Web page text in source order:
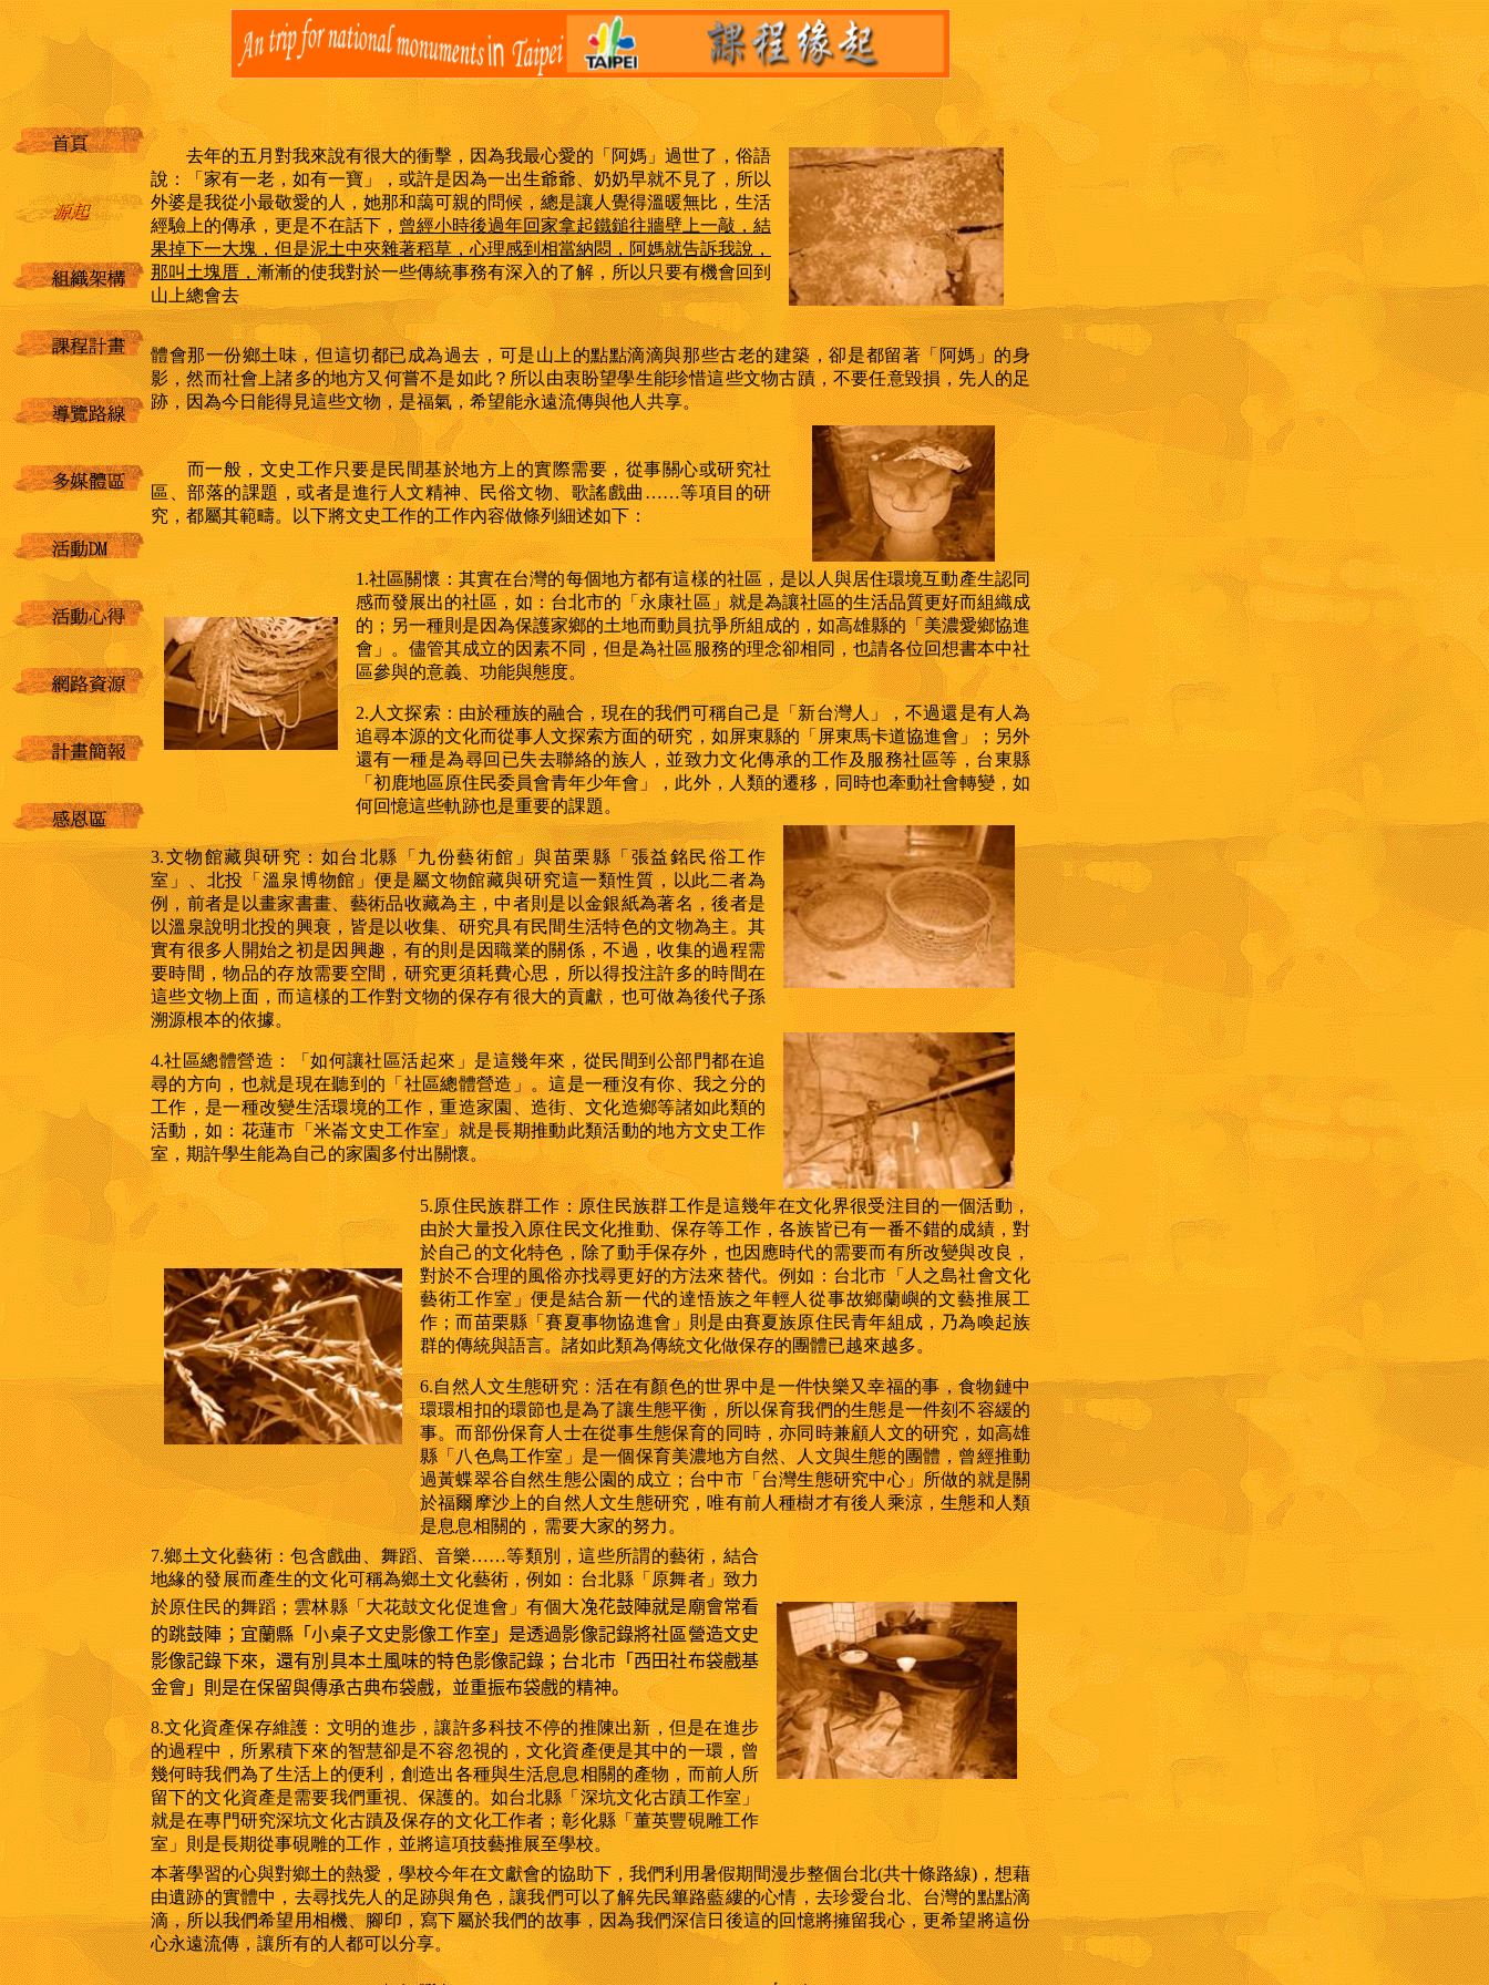
去年的五月對我來說有很大的衝擊，因為我最心愛的「阿媽」過世了，俗語
說：「家有一老，如有一寶」，或許是因為一出生爺爺、奶奶早就不見了，所以
外婆是我從小最敬愛的人，她那和藹可親的問候，總是讓人覺得溫暖無比，生活
經驗上的傳承，更是不在話下， 曾經小時後過年回家拿起鐵鎚往牆壁上一敲，結
果掉下一大塊，但是泥土中夾雜著稻草，心理感到相當納悶，阿媽就告訴我說，
那叫土塊厝，漸漸的使我對於一些傳統事務有深入的了解，所以只要有機會回到
山上總會去
體會那一份鄉土味，但這切都已成為過去，可是山上的點點滴滴與那些古老的建築，卻是都留著「阿媽」的身
影，然而社會上諸多的地方又何嘗不是如此？所以由衷盼望學生能珍惜這些文物古蹟，不要任意毀損，先人的足
跡，因為今日能得見這些文物，是福氣，希望能永遠流傳與他人共享。
而一般，文史工作只要是民間基於地方上的實際需要，從事關心或研究社
區、部落的課題，或者是進行人文精神、民俗文物、歌謠戲曲……等項目的研
究，都屬其範疇。以下將文史工作的工作內容做條列細述如下：
1.社區關懷：其實在台灣的每個地方都有這樣的社區，是以人與居住環境互動產生認同
感而發展出的社區，如：台北市的「永康社區」就是為讓社區的生活品質更好而組織成
的；另一種則是因為保護家鄉的土地而動員抗爭所組成的，如高雄縣的「美濃愛鄉協進
會」。儘管其成立的因素不同，但是為社區服務的理念卻相同，也請各位回想書本中社
區參與的意義、功能與態度。
2.人文探索：由於種族的融合，現在的我們可稱自己是「新台灣人」，不過還是有人為
追尋本源的文化而從事人文探索方面的研究，如屏東縣的「屏東馬卡道協進會」；另外
還有一種是為尋回已失去聯絡的族人，並致力文化傳承的工作及服務社區等，台東縣
「初鹿地區原住民委員會青年少年會」，此外，人類的遷移，同時也牽動社會轉變，如
何回憶這些軌跡也是重要的課題。
3.文物館藏與研究：如台北縣「九份藝術館」與苗栗縣「張益銘民俗工作
室」、北投「溫泉博物館」便是屬文物館藏與研究這一類性質，以此二者為
例，前者是以畫家書畫、藝術品收藏為主，中者則是以金銀紙為著名，後者是
以溫泉說明北投的興衰，皆是以收集、研究具有民間生活特色的文物為主。其
實有很多人開始之初是因興趣，有的則是因職業的關係，不過，收集的過程需
要時間，物品的存放需要空間，研究更須耗費心思，所以得投注許多的時間在
這些文物上面，而這樣的工作對文物的保存有很大的貢獻，也可做為後代子孫
溯源根本的依據。
4.社區總體營造：「如何讓社區活起來」是這幾年來，從民間到公部門都在追
尋的方向，也就是現在聽到的「社區總體營造」。這是一種沒有你、我之分的
工作，是一種改變生活環境的工作，重造家園、造街、文化造鄉等諸如此類的
活動，如：花蓮市「米崙文史工作室」就是長期推動此類活動的地方文史工作
室，期許學生能為自己的家園多付出關懷。
5.原住民族群工作：原住民族群工作是這幾年在文化界很受注目的一個活動，
由於大量投入原住民文化推動、保存等工作，各族皆已有一番不錯的成績，對
於自己的文化特色，除了動手保存外，也因應時代的需要而有所改變與改良，
對於不合理的風俗亦找尋更好的方法來替代。例如：台北市「人之島社會文化
藝術工作室」便是結合新一代的達悟族之年輕人從事故鄉蘭嶼的文藝推展工
作；而苗栗縣「賽夏事物協進會」則是由賽夏族原住民青年組成，乃為喚起族
群的傳統與語言。諸如此類為傳統文化做保存的團體已越來越多。
6.自然人文生態研究：活在有顏色的世界中是一件快樂又幸福的事，食物鏈中
環環相扣的環節也是為了讓生態平衡，所以保育我們的生態是一件刻不容緩的
事。而部份保育人士在從事生態保育的同時，亦同時兼顧人文的研究，如高雄
縣「八色鳥工作室」是一個保育美濃地方自然、人文與生態的團體，曾經推動
過黃蝶翠谷自然生態公園的成立；台中市「台灣生態研究中心」所做的就是關
於福爾摩沙上的自然人文生態研究，唯有前人種樹才有後人乘涼，生態和人類
是息息相關的，需要大家的努力。
7.鄉土文化藝術：包含戲曲、舞蹈、音樂……等類別，這些所謂的藝術，結合
地緣的發展而產生的文化可稱為鄉土文化藝術，例如：台北縣「原舞者」致力
於原住民的舞蹈；雲林縣「大花鼓文化促進會」有個大𠗟花鼓陣就是廟會常看
的跳鼓陣；宜蘭縣「小桌子文史影像工作室」是透過影像記錄將社區營造文史
影像記錄下來，還有別具本土風味的特色影像記錄；台北市「西田社布袋戲基
金會」則是在保留與傳承古典布袋戲，並重振布袋戲的精神。
8.文化資產保存維護：文明的進步，讓許多科技不停的推陳出新，但是在進步
的過程中，所累積下來的智慧卻是不容忽視的，文化資產便是其中的一環，曾
幾何時我們為了生活上的便利，創造出各種與生活息息相關的產物，而前人所
留下的文化資產是需要我們重視、保護的。如台北縣「深坑文化古蹟工作室」
就是在專門研究深坑文化古蹟及保存的文化工作者；彰化縣「董英豐硯雕工作
室」則是長期從事硯雕的工作，並將這項技藝推展至學校。
本著學習的心與對鄉土的熱愛，學校今年在文獻會的協助下，我們利用暑假期間漫步整個台北(共十條路線)，想藉
由遺跡的實體中，去尋找先人的足跡與角色，讓我們可以了解先民篳路藍縷的心情，去珍愛台北、台灣的點點滴
滴，所以我們希望用相機、腳印，寫下屬於我們的故事，因為我們深信日後這的回憶將擁留我心，更希望將這份
心永遠流傳，讓所有的人都可以分享。